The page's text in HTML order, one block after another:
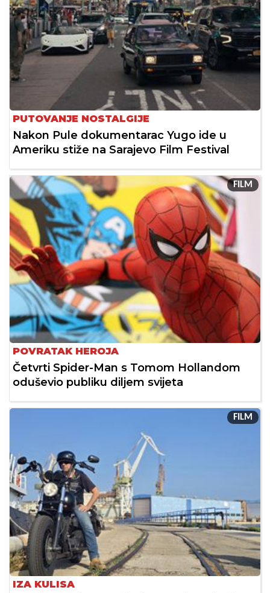
PUTOVANJE NOSTALGIJE
Nakon Pule dokumentarac Yugo ide u
Ameriku stiže na Sarajevo Film Festival
FILM
POVRATAK HEROJA
Četvrti Spider-Man s Tomom Hollandom
oduševio publiku diljem svijeta
FILM
IZA KULISA